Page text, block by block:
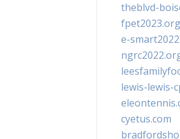
theblvd-
fpet2023.org
e-
lewis-lewis-
cyetus.com